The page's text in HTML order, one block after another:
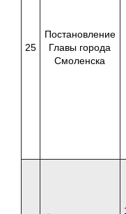
25
Постановление
Главы города
Смоленска